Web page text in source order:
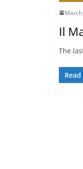
Il
The